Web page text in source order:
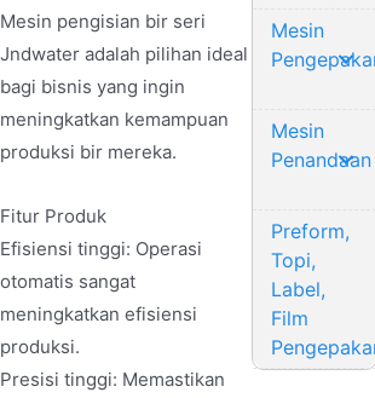
Mesin pengisian bir seri
Jndwater adalah pilihan ideal
bagi bisnis yang ingin
meningkatkan kemampuan
produksi bir mereka.
Fitur Produk
Efisiensi tinggi: Operasi
otomatis sangat
meningkatkan efisiensi
produksi.
Presisi tinggi: Memastikan
Mesin
Mesin
Penandaan
Preform,
Topi,
Label,
Film